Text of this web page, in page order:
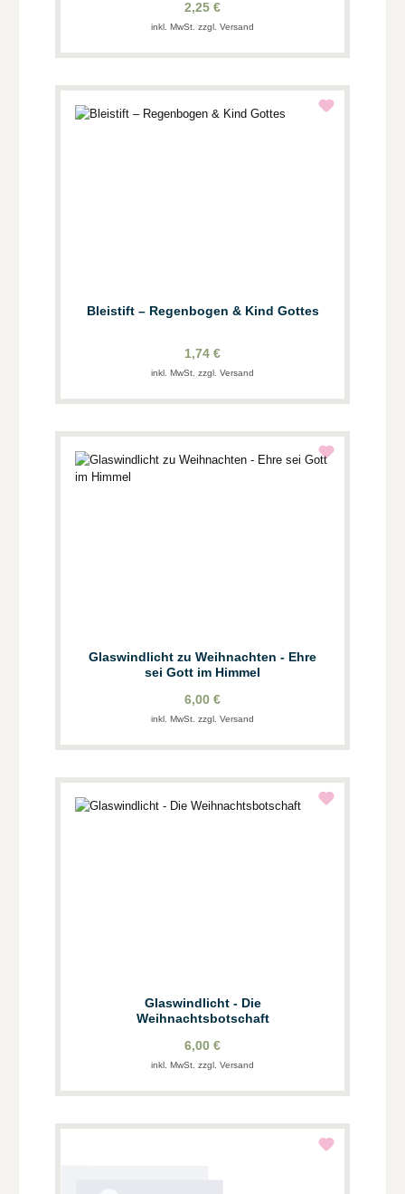
2,25 €
inkl. MwSt. zzgl. Versand
Bleistift – Regenbogen & Kind Gottes
1,74 €
inkl. MwSt. zzgl. Versand
Glaswindlicht zu Weihnachten - Ehre
sei Gott im Himmel
6,00 €
inkl. MwSt. zzgl. Versand
Glaswindlicht - Die
Weihnachtsbotschaft
6,00 €
inkl. MwSt. zzgl. Versand